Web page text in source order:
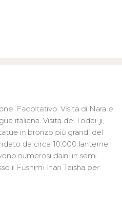
Facoltativo: Visita di Nara e
italiana. Visita del Todai-ji,
in bronzo più grandi del
da circa 10.000 lanterne.
numerosi daini in semi
il Fushimi Inari Taisha per